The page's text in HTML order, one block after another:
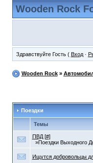
Wooden Rock
Здравствуйте Гость ( Вход·
Wooden Rock»
Поездки
Темы
ПВД[#]
»Поездки Выходного
Ищутся добровольцы